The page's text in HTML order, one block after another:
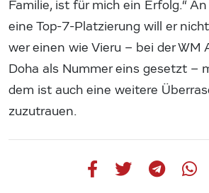
Familie, ist für mich ein Erfolg.“
eine Top-7-Platzierung will er
wer einen wie Vieru – bei der WM
Doha als Nummer eins gesetzt –
dem ist auch eine weitere
zuzutrauen.